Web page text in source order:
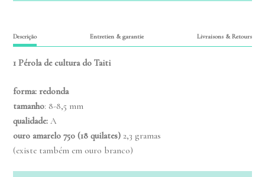
Descrição Entretien & garantie Livraisons & Retours
1 Pérola de cultura do Taiti
forma: redonda
tamanho: 8-8,5 mm
qualidade: A
ouro amarelo 750 (18 quilates) 2,3 gramas
(existe também em ouro branco)